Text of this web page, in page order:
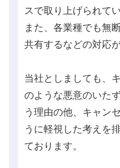
スで取り上げられてい
また、各業種でも無
共有するなどの対応
当社としましても、
のような悪意のいた
う理由の他、キャン
うに軽視した考えを
ております。